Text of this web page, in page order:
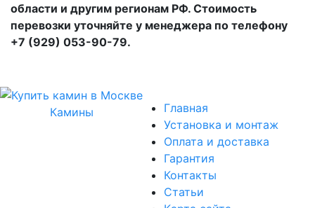
области и другим регионам РФ. Стоимость
перевозки уточняйте у менеджера по телефону
+7 (929) 053-90-79.
Камины
Главная
Установка и монтаж
Оплата и доставка
Гарантия
Контакты
Статьи